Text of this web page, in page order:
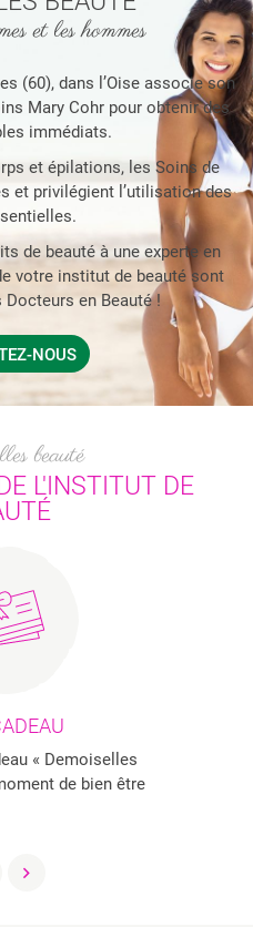
RESTEZ
INSCRIPTION
REJOIGNEZ-
et les hommes
(60), dans l’Oise associe son
Mary Cohr pour obtenir des
immédiats.
et épilations, les Soins de
et privilégient l’utilisation des
de beauté à une experte en
votre institut de beauté sont
en Beauté !
NOUS
beauté
L'INSTITUT DE
« Demoiselles
de bien être